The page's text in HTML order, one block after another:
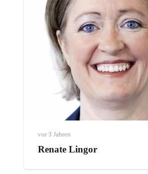
vor 3 Jahren
Renate Lingor